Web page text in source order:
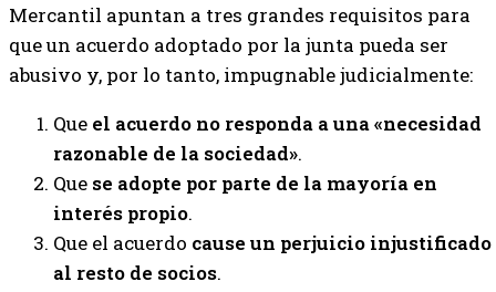
Mercantil apuntan a tres grandes requisitos para
que un acuerdo adoptado por la junta pueda ser
abusivo y, por lo tanto, impugnable judicialmente:
Que el acuerdo no responda a una «necesidad
razonable de la sociedad».
Que se adopte por parte de la mayoría en
interés propio.
Que el acuerdo cause un perjuicio injustificado
al resto de socios.